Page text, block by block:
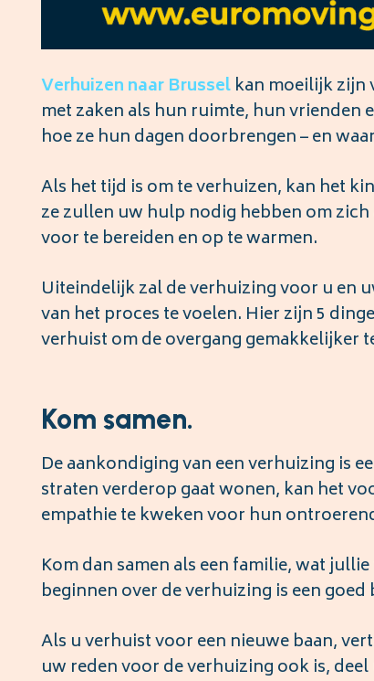
Verhuizen naar Brusselkan moeilijk zijn
met zaken als hun ruimte, hun
hoe ze hun dagen doorbrengen – en
Als het tijd is om te verhuizen, kan het
ze zullen uw hulp nodig hebben om
voor te bereiden en op te warmen.
Uiteindelijk zal de verhuizing voor u en
van het proces te voelen. Hier zijn 5
verhuist om de overgang gemakkelijker
Kom samen.
De aankondiging van een verhuizing is
straten verderop gaat wonen, kan het
empathie te kweken voor hun
Kom dan samen als een familie, wat
beginnen over de verhuizing is een goed
Als u verhuist voor een nieuwe baan,
uw reden voor de verhuizing ook is,